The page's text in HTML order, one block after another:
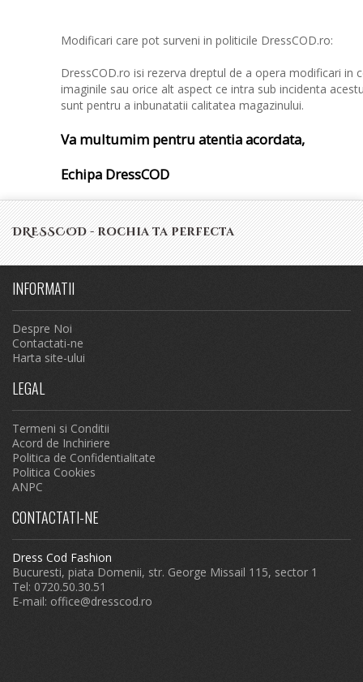
Modificari care pot surveni in politicile DressCOD.ro:
DressCOD.ro isi rezerva dreptul de a opera modificari in
imaginile sau orice alt aspect ce intra sub incidenta
sunt pentru a inbunatatii calitatea magazinului.
Va multumim pentru atentia acordata,
Echipa DressCOD
DRESSCOD - rochia ta perfecta
INFORMATII
Despre Noi
Contactati-ne
Harta site-ului
LEGAL
Termeni si Conditii
Acord de Inchiriere
Politica de Confidentialitate
Politica Cookies
ANPC
CONTACTATI-NE
Dress Cod Fashion
Bucuresti, piata Domenii, str. George Missail 115, sector 1
Tel: 0720.50.30.51
E-mail: office@dresscod.ro